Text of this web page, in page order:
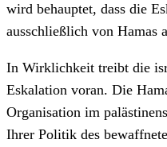
wird behauptet, dass die
ausschließlich von Hamas
In Wirklichkeit treibt die
Eskalation voran. Die
Organisation im
Ihrer Politik des